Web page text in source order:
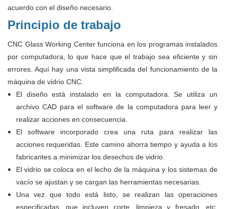
acuerdo con el diseño necesario.
Principio de trabajo
CNC Glass Working Center funciona en los programas instalados
por computadora, lo que hace que el trabajo sea eficiente y sin
errores. Aquí hay una vista simplificada del funcionamiento de la
máquina de vidrio CNC.
El diseño está instalado en la computadora. Se utiliza un
archivo CAD para el software de la computadora para leer y
realizar acciones en consecuencia.
El software incorporado crea una ruta para realizar las
acciones requeridas. Este camino ahorra tiempo y ayuda a los
fabricantes a minimizar los desechos de vidrio.
El vidrio se coloca en el lecho de la máquina y los sistemas de
vacío se ajustan y se cargan las herramientas necesarias.
Una vez que todo está listo, se realizan las operaciones
especificadas, que incluyen corte, limpieza y fresado, etc.